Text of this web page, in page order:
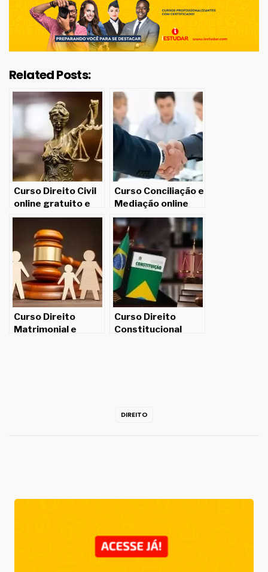
Related Posts:
Curso Direito Civil
online gratuito e
com opção de
certificado válido
Curso Conciliação e
Mediação online
gratuito e com
opção de
certificado válido
Curso Direito
Matrimonial e
Curso Direito
Constitucional
DIREITO